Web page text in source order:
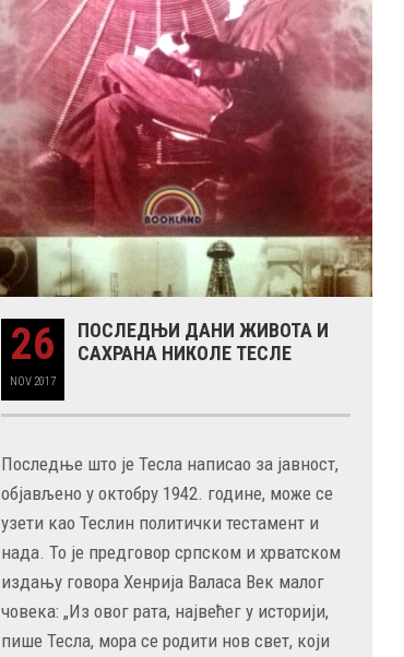
26
NOV 2017
ПОСЛЕДЊИ ДАНИ ЖИВОТА И
САХРАНА НИКОЛЕ ТЕСЛЕ
Последње што је Тесла написао за јавност,
објављено у октобру 1942. године, може се
узети као Теслин политички тестамент и
нада. То је предговор српском и хрватском
издању говора Хенрија Валаса Век малог
човека: „Из овог рата, највећег у историји,
пише Тесла, мора се родити нов свет, који
31 MAY
РОЂЕН ЈЕ ПИЈАНИСТА АЛЕКСАНДАР
МАЏАР